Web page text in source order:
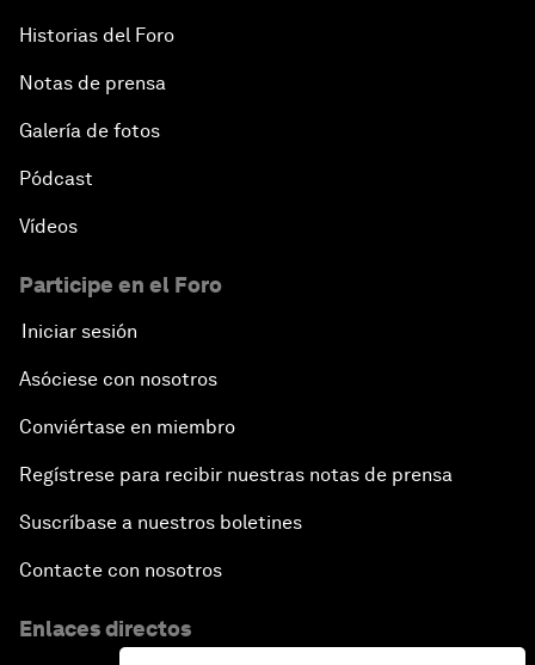
Historias del Foro
Notas de prensa
Galería de fotos
Pódcast
Vídeos
Participe en el Foro
Iniciar sesión
Asóciese con nosotros
Conviértase en miembro
Regístrese para recibir nuestras notas de prensa
Suscríbase a nuestros boletines
Contacte con nosotros
Enlaces directos